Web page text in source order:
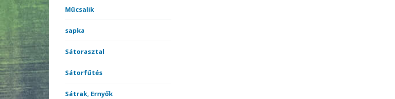
Műcsalik
sapka
Sátorasztal
Sátorfűtés
Sátrak, Ernyők